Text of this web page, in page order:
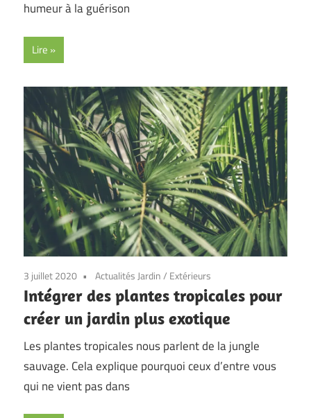
humeur à la guérison
Lire
3 juillet 2020 Actualités Jardin/ Extérieurs
Intégrer des plantes tropicales pour
créer un jardin plus exotique
Les plantes tropicales nous parlent de la jungle
sauvage. Cela explique pourquoi ceux d’entre vous
qui ne vient pas dans